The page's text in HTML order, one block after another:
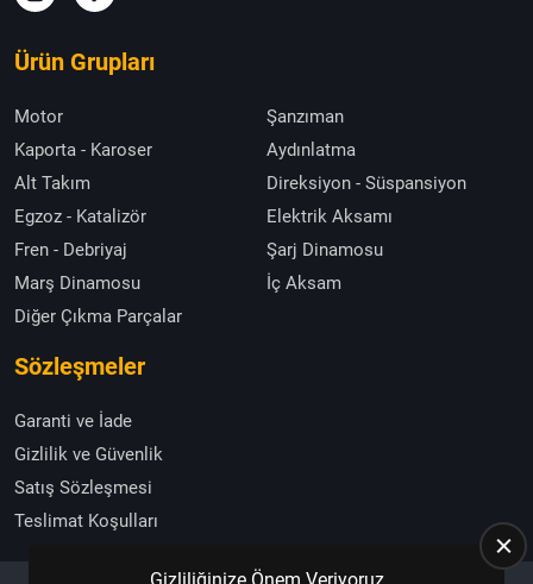
Ürün Grupları
Motor
Şanzıman
Kaporta - Karoser
Aydınlatma
Alt Takım
Direksiyon - Süspansiyon
Egzoz - Katalizör
Elektrik Aksamı
Fren - Debriyaj
Şarj Dinamosu
Marş Dinamosu
İç Aksam
Diğer Çıkma Parçalar
Sözleşmeler
Garanti ve İade
Gizlilik ve Güvenlik
Satış Sözleşmesi
Teslimat Koşulları